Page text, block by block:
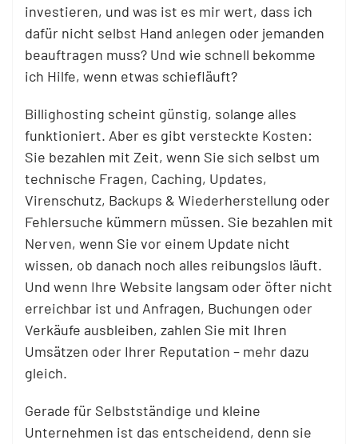
investieren, und was ist es mir wert, dass ich
dafür nicht selbst Hand anlegen oder jemanden
beauftragen muss? Und wie schnell bekomme
ich Hilfe, wenn etwas schiefläuft?
Billighosting scheint günstig, solange alles
funktioniert. Aber es gibt versteckte Kosten:
Sie bezahlen mit Zeit, wenn Sie sich selbst um
technische Fragen, Caching, Updates,
Virenschutz, Backups & Wiederherstellung oder
Fehlersuche kümmern müssen. Sie bezahlen mit
Nerven, wenn Sie vor einem Update nicht
wissen, ob danach noch alles reibungslos läuft.
Und wenn Ihre Website langsam oder öfter nicht
erreichbar ist und Anfragen, Buchungen oder
Verkäufe ausbleiben, zahlen Sie mit Ihren
Umsätzen oder Ihrer Reputation – mehr dazu
gleich.
Gerade für Selbstständige und kleine
Unternehmen ist das entscheidend, denn sie